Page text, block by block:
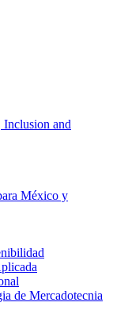
and
México y
de Mercadotecnia